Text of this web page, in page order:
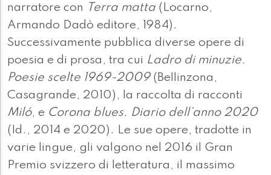
narratore con Terra matta (Locarno,
Armando Dadò editore, 1984).
Successivamente pubblica diverse opere di
poesia e di prosa, tra cui Ladro di minuzie.
Poesie scelte 1969-2009(Bellinzona,
Casagrande, 2010), la raccolta di racconti
Miló, e Corona blues. Diario dell’anno 2020
(Id., 2014 e 2020). Le sue opere, tradotte in
varie lingue, gli valgono nel 2016 il Gran
Premio svizzero di letteratura, il massimo